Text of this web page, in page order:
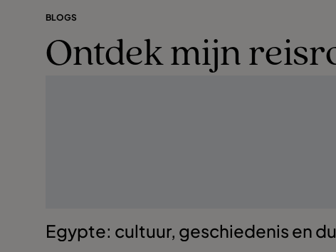
BLOGS
Ontdek mijn
Egypte: cultuur, geschiedenis en